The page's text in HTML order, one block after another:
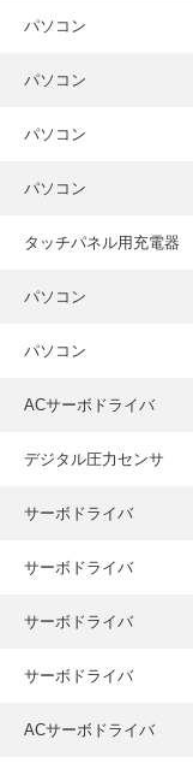
パソコン
パソコン
パソコン
パソコン
タッチパネル用充電器
パソコン
パソコン
ACサーボドライバ
デジタル圧力センサ
サーボドライバ
サーボドライバ
サーボドライバ
サーボドライバ
ACサーボドライバ